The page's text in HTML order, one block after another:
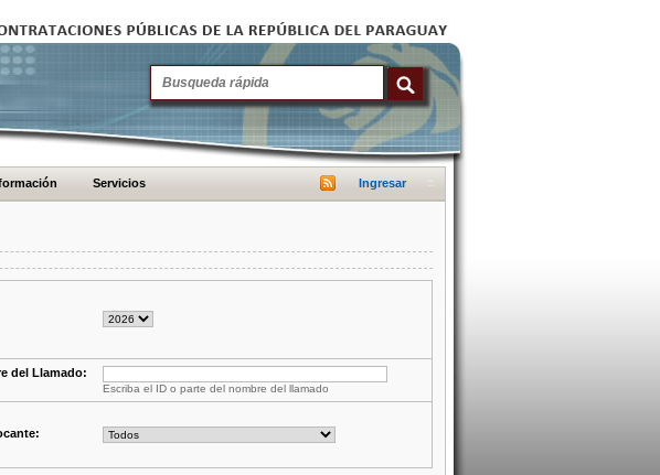
Servicios Ingresar
del Llamado:
Escriba el ID o parte del nombre del llamado